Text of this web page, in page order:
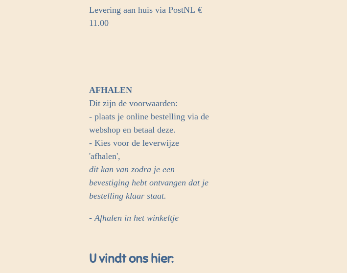
Levering aan huis via PostNL €
11.00
AFHALEN
Dit zijn de voorwaarden:
- plaats je online bestelling via de
webshop en betaal deze.
- Kies voor de leverwijze
'afhalen',
dit kan van zodra je een
bevestiging hebt ontvangen dat je
bestelling klaar staat.
- Afhalen in het winkeltje
U vindt ons hier: